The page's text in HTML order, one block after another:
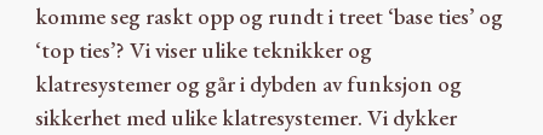
komme seg raskt opp og rundt i treet ‘base ties’ og
‘top ties’? Vi viser ulike teknikker og
klatresystemer og går i dybden av funksjon og
sikkerhet med ulike klatresystemer. Vi dykker